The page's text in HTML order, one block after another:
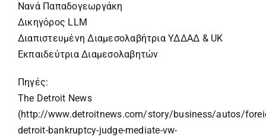
Νανά Παπαδογεωργάκη
Δικηγόρος LLM
Διαπιστευμένη Διαμεσολαβήτρια ΥΔΔΑΔ & UK
Εκπαιδεύτρια Διαμεσολαβητών
Πηγές:
The Detroit News
(http://www.detroitnews.com/story/business/autos/
detroit-bankruptcy-judge-mediate-vw-